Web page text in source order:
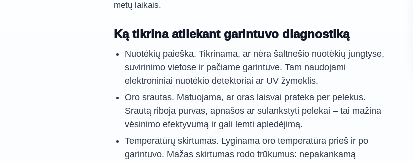
metų laikais.
Ką tikrina atliekant garintuvo diagnostiką
Nuotėkių paieška. Tikrinama, ar nėra šaltnešio nuotėkių jungtyse,
suvirinimo vietose ir pačiame garintuve. Tam naudojami
elektroniniai nuotėkio detektoriai ar UV žymeklis.
Oro srautas. Matuojama, ar oras laisvai prateka per pelekus.
Srautą riboja purvas, apnašos ar sulankstyti pelekai – tai mažina
vėsinimo efektyvumą ir gali lemti apledėjimą.
Temperatūrų skirtumas. Lyginama oro temperatūra prieš ir po
garintuvo. Mažas skirtumas rodo trūkumus: nepakankamą